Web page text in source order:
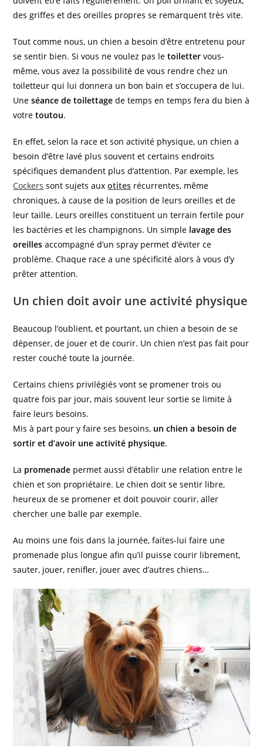
des griffes et des oreilles propres se remarquent très vite.
Tout comme nous, un chien a besoin d’être entretenu pour
se sentir bien. Si vous ne voulez pas letoiletter vous-
même, vous avez la possibilité de vous rendre chez un
toiletteur qui lui donnera un bon bain et s’occupera de lui.
Uneséance de toilettage de temps en temps fera du bien à
votretoutou.
En effet, selon la race et son activité physique, un chien a
besoin d’être lavé plus souvent et certains endroits
spécifiques demandent plus d’attention. Par exemple, les
Cockers sont sujets auxotites récurrentes, même
chroniques, à cause de la position de leurs oreilles et de
leur taille. Leurs oreilles constituent un terrain fertile pour
les bactéries et les champignons. Un simple lavage des
oreilles accompagné d’un spray permet d’éviter ce
problème. Chaque race a une spécificité alors à vous d’y
prêter attention.
Un chien doit avoir une activité physique
Beaucoup l’oublient, et pourtant, un chien a besoin de se
dépenser, de jouer et de courir. Un chien n’est pas fait pour
rester couché toute la journée.
Certains chiens privilégiés vont se promener trois ou
quatre fois par jour, mais souvent leur sortie se limite à
faire leurs besoins.
Mis à part pour y faire ses besoins, un chien a besoin de
sortir et d’avoir une activité physique.
La promenade permet aussi d’établir une relation entre le
chien et son propriétaire. Le chien doit se sentir libre,
heureux de se promener et doit pouvoir courir, aller
chercher une balle par exemple.
Au moins une fois dans la journée, faites-lui faire une
promenade plus longue afin qu’il puisse courir librement,
sauter, jouer, renifler, jouer avec d’autres chiens…